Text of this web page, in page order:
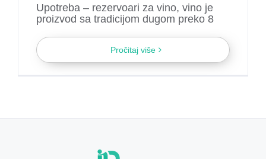
Upotreba – rezervoari za vino, vino je
proizvod sa tradicijom dugom preko 8
Pročitaj više